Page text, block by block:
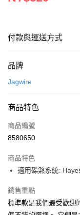
付款與運送方式
信用卡一次付款
LINE Pay
Apple Pay
相關說明
【關於「AFTEE先享後付
AFTEE先享後付是「在
１．簡單：不需註冊會員
２．便利：只要手機號碼
３．安心：先確認商品／
ATM付款
運送方式
品牌
Jagwire
商品特色
商品編號
8580650
商品特色
適用碟煞系統:
銷售重點
標準款是我們最受歡迎